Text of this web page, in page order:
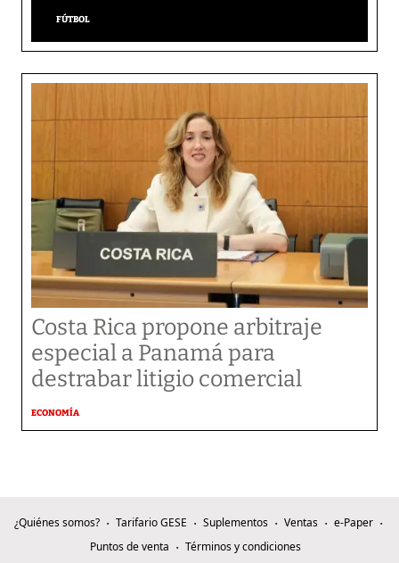
FÚTBOL
Costa Rica propone arbitraje
especial a Panamá para
destrabar litigio comercial
ECONOMÍA
¿Quiénes somos? Tarifario GESE Suplementos Ventas
e-Paper
Puntos de venta
Términos y condiciones